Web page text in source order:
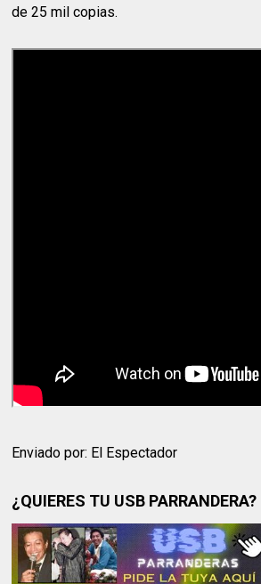
de 25 mil copias.
Enviado por: El Espectador
¿QUIERES TU USB PARRANDERA?